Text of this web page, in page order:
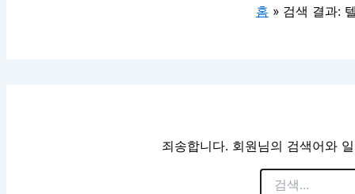
홈 검색 결과:
죄송합니다. 회원님의 검색어와